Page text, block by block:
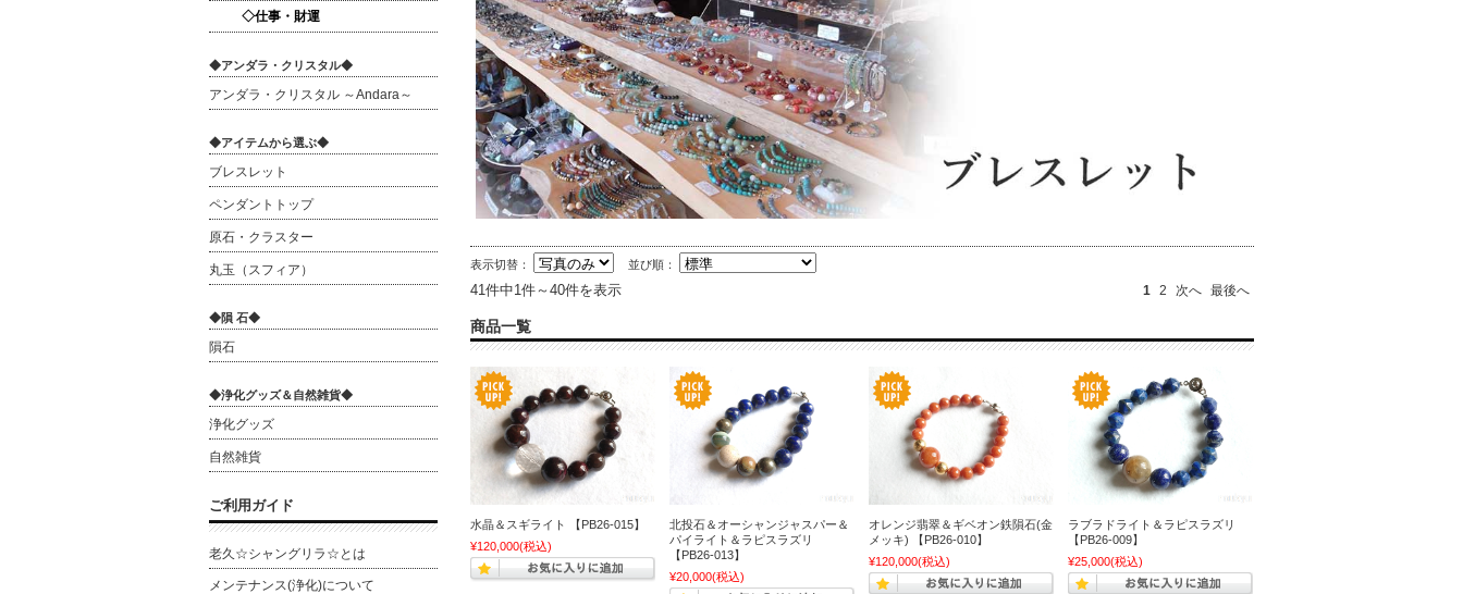
表示切替： 並び順：
41件中1件～40件を表示 1 2 次へ 最後へ
商品一覧
水晶＆スギライト 【PB26-015】
¥120,000(税込)
北投石＆オーシャンジャスパー＆
パイライト＆ラピスラズリ
【PB26-013】
¥20,000(税込)
オレンジ翡翠＆ギベオン鉄隕石(金
メッキ) 【PB26-010】
¥120,000(税込)
ラブラドライト＆ラピスラズリ
【PB26-009】
¥25,000(税込)
◇仕事・財運
◆アンダラ・クリスタル◆
アンダラ・クリスタル ～Andara～
◆アイテムから選ぶ◆
ブレスレット
ペンダントトップ
原石・クラスター
丸玉（スフィア）
◆隕 石◆
隕石
◆浄化グッズ＆自然雑貨◆
浄化グッズ
自然雑貨
ご利用ガイド
老久☆シャングリラ☆とは
メンテナンス(浄化)について